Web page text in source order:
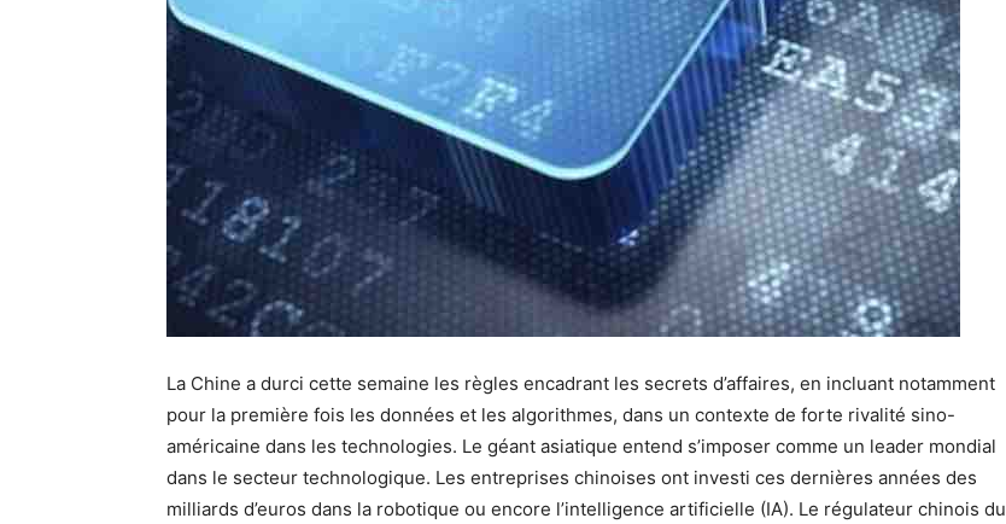
La Chine a durci cette semaine les règles encadrant les secrets d’affaires, en incluant notamment
pour la première fois les données et les algorithmes, dans un contexte de forte rivalité sino-
américaine dans les technologies. Le géant asiatique entend s’imposer comme un leader mondial
dans le secteur technologique. Les entreprises chinoises ont investi ces dernières années des
milliards d’euros dans la robotique ou encore l’intelligence artificielle (IA). Le régulateur chinois du